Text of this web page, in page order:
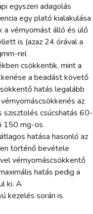
egyszeri adagolás
egy plató kialakulása
vérnyomást álló és ülő
is (azaz 24 órával a
rel
csökkentik, mint a
a beadást követő
hatás legalább
az
csúcshatás 60-
150 mg-os
hatása hasonló az
történő bevétele
vérnyomáscsökkentő
hatás pedig a
ki. A
kezelés során is